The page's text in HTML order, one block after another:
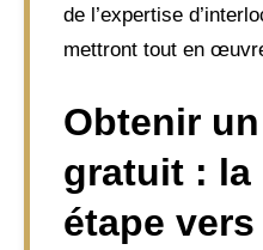
de l’expertise
mettront tout en
Obtenir
gratuit : la
étape